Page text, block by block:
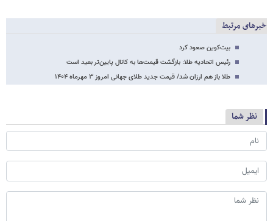
خبرهای مرتبط
بیت‌کوین صعود کرد
رئیس اتحادیه طلا: بازگشت قیمت‌ها به کانال پایین‌تر بعید است
طلا باز هم ارزان شد/ قیمت جدید طلای جهانی امروز ۳ مهرماه ۱۴۰۴
نظر شما